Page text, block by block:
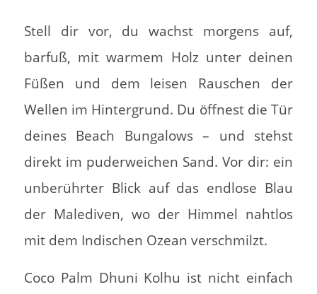
Stell dir vor, du wachst morgens auf,
barfuß, mit warmem Holz unter deinen
Füßen und dem leisen Rauschen der
Wellen im Hintergrund. Du öffnest die Tür
deines Beach Bungalows – und stehst
direkt im puderweichen Sand. Vor dir: ein
unberührter Blick auf das endlose Blau
der Malediven, wo der Himmel nahtlos
mit dem Indischen Ozean verschmilzt.
Coco Palm Dhuni Kolhu ist nicht einfach